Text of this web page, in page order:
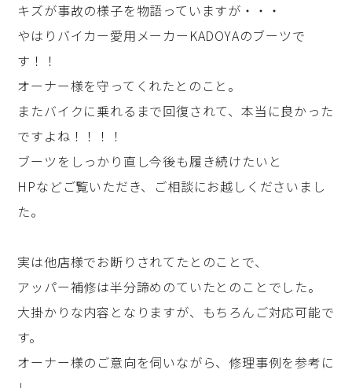
キズが事故の様子を物語っていますが・・・
やはりバイカー愛用メーカーKADOYAのブーツで
す！！
オーナー様を守ってくれたとのこと。
またバイクに乗れるまで回復されて、本当に良かった
ですよね！！！！
ブーツをしっかり直し今後も履き続けたいと
HPなどご覧いただき、ご相談にお越しくださいまし
た。
実は他店様でお断りされてたとのことで、
アッパー補修は半分諦めのていたとのことでした。
大掛かりな内容となりますが、もちろんご対応可能で
す。
オーナー様のご意向を伺いながら、修理事例を参考に